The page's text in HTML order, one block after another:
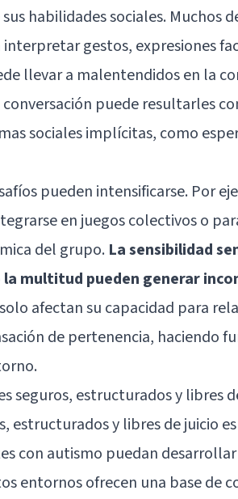
habilidades sociales. Muchos
gestos, expresiones
llevar a malentendidos en la
puede resultarles
sociales implícitas, como
pueden intensificarse. Por
en juegos colectivos o
del grupo. La sensibilidad
multitud pueden generar
afectan su capacidad para
de pertenencia, haciendo
seguros, estructurados y libres
estructurados y libres de juicio
con autismo puedan
entornos ofrecen una base de